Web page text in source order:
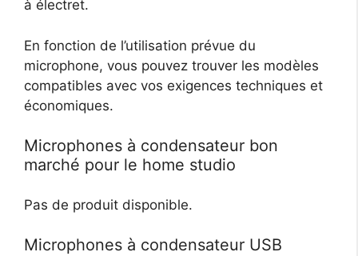
à électret.
En fonction de l’utilisation prévue du
microphone, vous pouvez trouver les modèles
compatibles avec vos exigences techniques et
économiques.
Microphones à condensateur bon
marché pour le home studio
Pas de produit disponible.
Microphones à condensateur USB